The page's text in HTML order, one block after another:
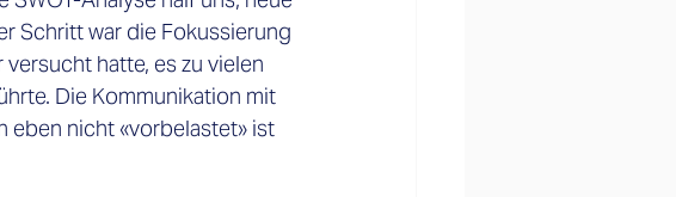
Schritt war die Fokussierung
hatte, es zu vielen
Die Kommunikation mit
eben nicht «vorbelastet» ist